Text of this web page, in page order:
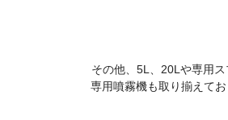
その他、5L、20Lや専用ス
専用噴霧機も取り揃えてお